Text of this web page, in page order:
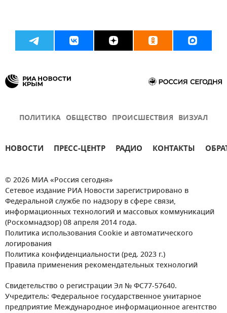
ПОЛИТИКА ОБЩЕСТВО ПРОИСШЕСТВИЯ ВИЗУАЛ
НОВОСТИ ПРЕСС-ЦЕНТР РАДИО КОНТАКТЫ
© 2026 МИА «Россия сегодня»
Сетевое издание РИА Новости зарегистрировано в
Федеральной службе по надзору в сфере связи,
информационных технологий и массовых коммуникаций
(Роскомнадзор) 08 апреля 2014 года.
Политика использования Cookie и автоматического
логирования
Политика конфиденциальности (ред. 2023 г.)
Правила применения рекомендательных технологий
Свидетельство о регистрации Эл № ФС77-57640.
Учредитель: Федеральное государственное унитарное
предприятие Международное информационное агентство